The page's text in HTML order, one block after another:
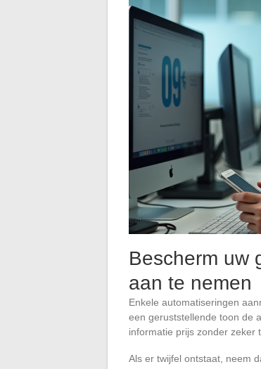
Bescherm uw
aan te nemen
Enkele automatiseringen
een geruststellende toon de
informatie prijs zonder zeker
Als er twijfel ontstaat, neem